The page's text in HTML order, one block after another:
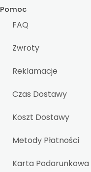
Pomoc
FAQ
Zwroty
Reklamacje
Czas Dostawy
Koszt Dostawy
Metody Płatności
Karta Podarunkowa